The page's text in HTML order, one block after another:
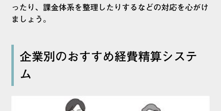
ったり、課金体系を整理したりするなどの対応を心がけ
ましょう。
企業別のおすすめ経費精算システ
ム